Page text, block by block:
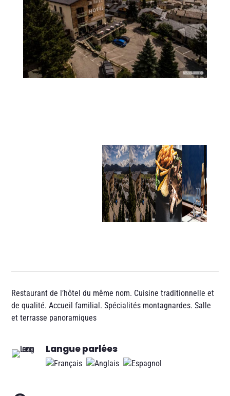
Restaurant de l’hôtel du même nom. Cuisine traditionnelle et
de qualité. Accueil familial. Spécialités montagnardes. Salle
et terrasse panoramiques
Langue parlées